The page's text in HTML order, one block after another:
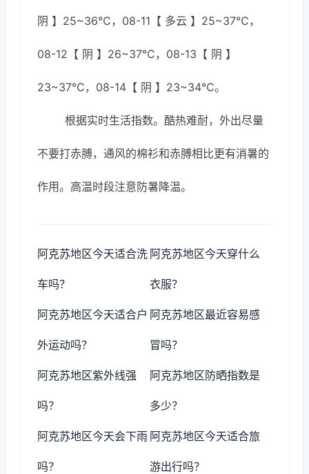
阴 】25~36℃，08-11【 多云 】25~37℃，
08-12【 阴 】26~37℃，08-13【 阴 】
23~37℃，08-14【 阴 】23~34℃。
根据实时生活指数。酷热难耐，外出尽量
不要打赤膊，通风的棉衫和赤膊相比更有消暑的
作用。高温时段注意防暑降温。
阿克苏地区今天适合洗
车吗？
阿克苏地区今天穿什么
衣服？
阿克苏地区今天适合户
外运动吗？
阿克苏地区最近容易感
冒吗？
阿克苏地区紫外线强
吗？
阿克苏地区防晒指数是
多少？
阿克苏地区今天会下雨
吗？
阿克苏地区今天适合旅
游出行吗？